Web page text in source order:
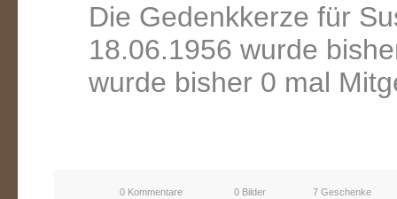
Die Gedenkkerze für
18.06.1956 wurde
wurde bisher 0 mal
0 Kommentare 0 Bilder 7 Geschenke